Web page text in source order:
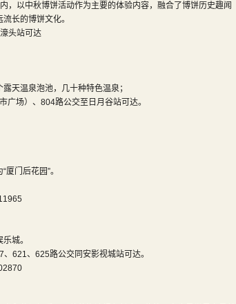
，以中秋博饼活动作为主要的体验内容，融合了博饼历史趣闻
长的博饼文化。
头站可达
天温泉泡池，几十种特色温泉；
广场）、804路公交至日月谷站可达。
门后花园”。
城。
621、625路公交同安影视城站可达。